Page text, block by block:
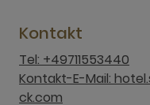
Kontakt
Tel: +49711553440
Kontakt-E-Mail:
ck.com